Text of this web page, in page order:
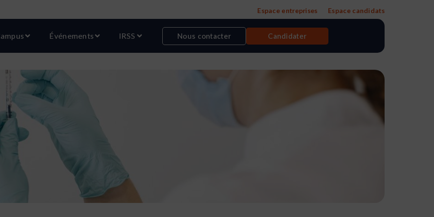
Espace entreprises Espace candidats
FormationsOuvrir Campus
Événements Ouvrir Événements
IRSS Ouvrir IRSSNous contacter Candidater